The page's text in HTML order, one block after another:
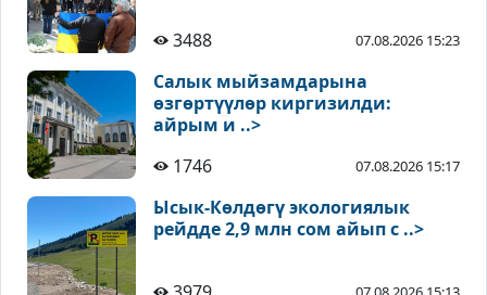
3488 07.08.2026 15:23
Салык мыйзамдарына
өзгөртүүлөр киргизилди:
айрым и ..>
1746
07.08.2026 15:17
Ысык-Көлдөгү экологиялык
рейдде 2,9 млн сом айып с ..>